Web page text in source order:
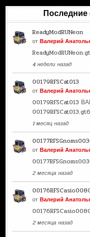
ReadyModRUNeon
отВалерий
4 недели назад
00179RFSCat013
отВалерий
00179RFSCat013
1 месяц назад
отВалерий
2 месяца назад
отВалерий
2 месяца назад